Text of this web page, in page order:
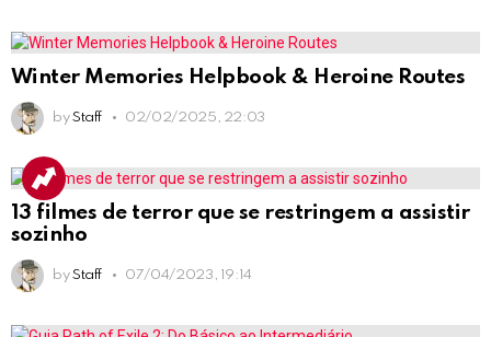
Winter Memories Helpbook & Heroine Routes
by Staff 02/02/2025, 22:03
13 filmes de terror que se restringem a assistir
sozinho
by Staff 07/04/2023, 19:14